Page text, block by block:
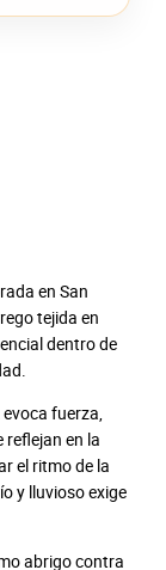
en San
tejida en
dentro de
evoca fuerza,
en la
el ritmo de la
y lluvioso exige
abrigo contra